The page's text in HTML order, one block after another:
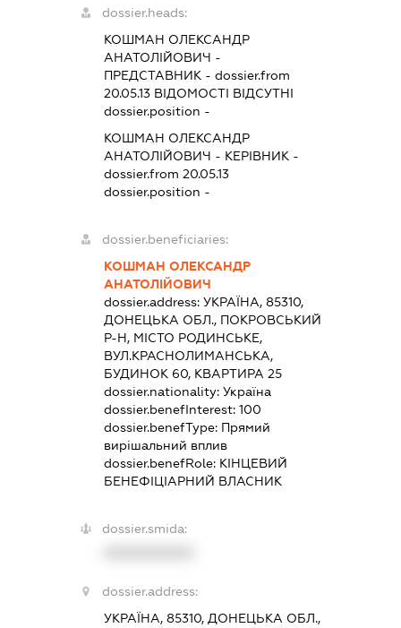
dossier.heads:
КОШМАН ОЛЕКСАНДР
АНАТОЛІЙОВИЧ -
ПРЕДСТАВНИК - dossier.from
20.05.13 ВІДОМОСТІ ВІДСУТНІ
dossier.position -
КОШМАН ОЛЕКСАНДР
АНАТОЛІЙОВИЧ - КЕРІВНИК -
dossier.from 20.05.13
dossier.position -
dossier.beneficiaries:
КОШМАН ОЛЕКСАНДР
АНАТОЛІЙОВИЧ
dossier.address:УКРАЇНА, 85310,
ДОНЕЦЬКА ОБЛ., ПОКРОВСЬКИЙ
Р-Н, МІСТО РОДИНСЬКЕ,
ВУЛ.КРАСНОЛИМАНСЬКА,
БУДИНОК 60, КВАРТИРА 25
dossier.nationality:Україна
dossier.benefInterest:100
dossier.benefType: Прямий
вирішальний вплив
dossier.benefRole: КІНЦЕВИЙ
БЕНЕФІЦІАРНИЙ ВЛАСНИК
dossier.smida:
dossier.address:
УКРАЇНА, 85310, ДОНЕЦЬКА ОБЛ.,